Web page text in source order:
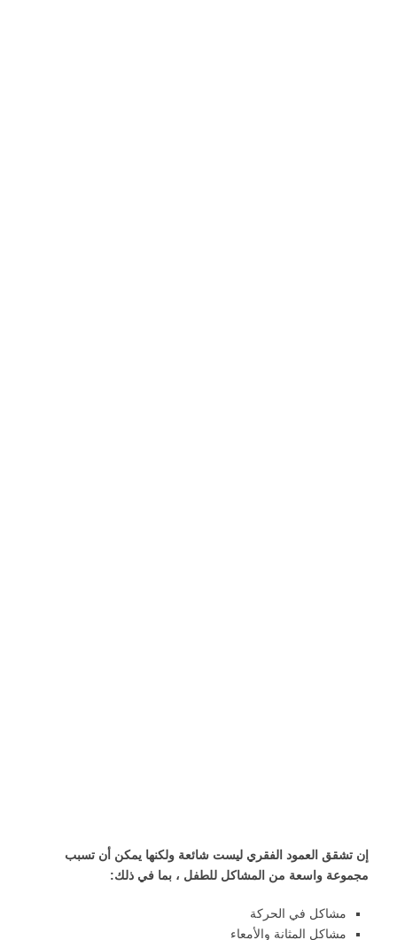
إن تشقق العمود الفقري ليست شائعة ولكنها يمكن أن تسبب
مجموعة واسعة من المشاكل للطفل ، بما في ذلك:
مشاكل في الحركة
مشاكل المثانة والأمعاء